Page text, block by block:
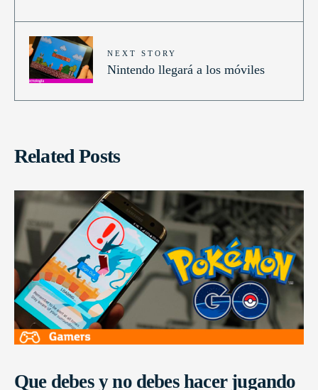
NEXT STORY
Nintendo llegará a los móviles
Related Posts
Que debes y no debes hacer jugando